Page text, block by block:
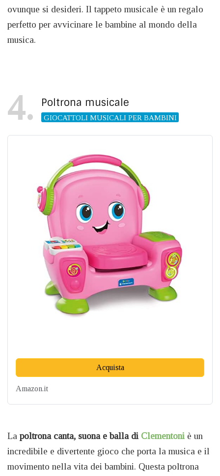
ovunque si desideri. Il tappeto musicale è un regalo
perfetto per avvicinare le bambine al mondo della
musica.
4 Poltrona musicale
GIOCATTOLI MUSICALI PER BAMBINI
Acquista
Amazon.it
La poltrona canta, suona e balla di Clementoni è un
incredibile e divertente gioco che porta la musica e il
movimento nella vita dei bambini. Questa poltrona